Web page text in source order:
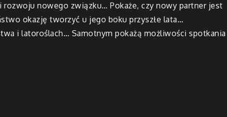
rozwoju nowego związku… Pokaże, czy nowy partner jest
okazję tworzyć u jego boku przyszłe lata…
i latoroślach… Samotnym pokażą możliwości spotkania